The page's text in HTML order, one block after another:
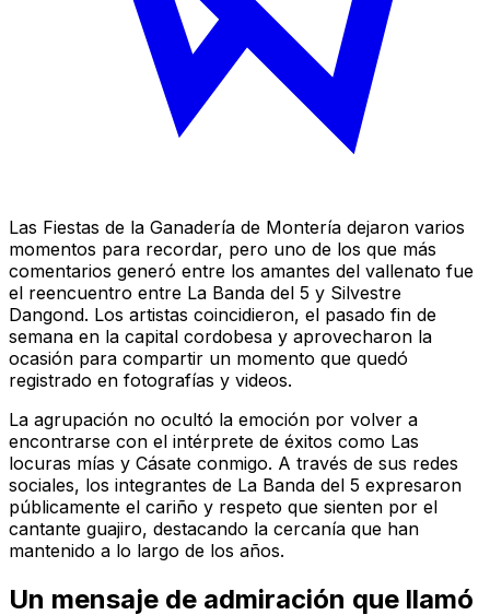
Las Fiestas de la Ganadería de Montería dejaron varios
momentos para recordar, pero uno de los que más
comentarios generó entre los amantes del vallenato fue
el reencuentro entre La Banda del 5 y Silvestre
Dangond. Los artistas coincidieron, el pasado fin de
semana en la capital cordobesa y aprovecharon la
ocasión para compartir un momento que quedó
registrado en fotografías y videos.
La agrupación no ocultó la emoción por volver a
encontrarse con el intérprete de éxitos como Las
locuras mías y Cásate conmigo. A través de sus redes
sociales, los integrantes de La Banda del 5 expresaron
públicamente el cariño y respeto que sienten por el
cantante guajiro, destacando la cercanía que han
mantenido a lo largo de los años.
Un mensaje de admiración que llamó